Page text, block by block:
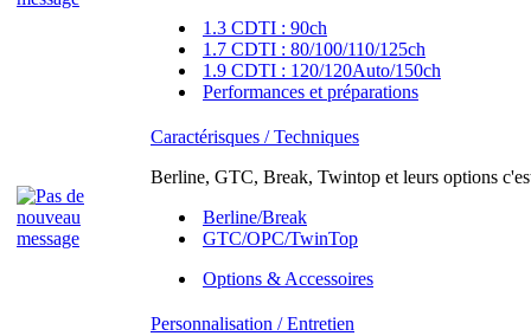
1.3 CDTI : 90ch
1.7 CDTI : 80/100/110/125ch
1.9 CDTI : 120/120Auto/150ch
Performances et préparations
Caractérisques / Techniques
Berline, GTC, Break, Twintop et leurs options
Berline/Break
GTC/OPC/TwinTop
Options & Accessoires
Personnalisation / Entretien